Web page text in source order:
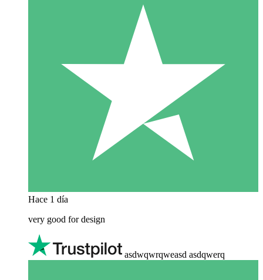
Hace 1 día
very good for design
asdwqwrqweasd asdqwerq